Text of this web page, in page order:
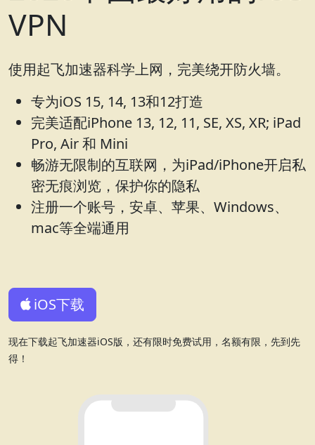
VPN
使用起飞加速器科学上网，完美绕开防火墙。
专为iOS 15, 14, 13和12打造
完美适配iPhone 13, 12, 11, SE, XS, XR; iPad
Pro, Air 和 Mini
畅游无限制的互联网，为iPad/iPhone开启私
密无痕浏览，保护你的隐私
注册一个账号，安卓、苹果、Windows、
mac等全端通用
iOS下载
现在下载起飞加速器iOS版，还有限时免费试用，名额有限，先到先
得！